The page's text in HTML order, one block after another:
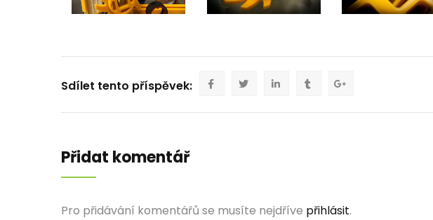
Sdílet tento příspěvek:
Přidat komentář
Pro přidávání komentářů se musíte nejdříve přihlásit.